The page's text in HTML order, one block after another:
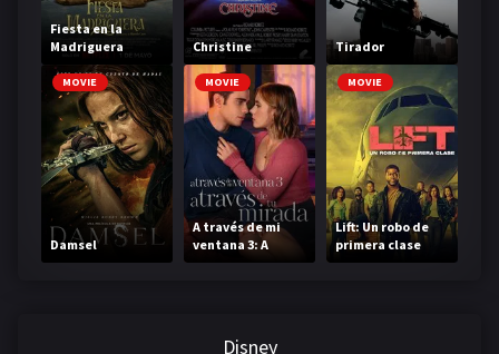
Fiesta en la
Madriguera
Christine Tirador
MOVIE
Damsel
MOVIE
A través de mi
ventana 3: A
través de tu
MOVIE
Lift: Un robo de
primera clase
Disney